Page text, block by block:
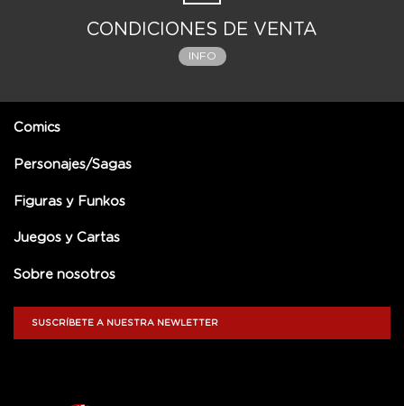
CONDICIONES DE VENTA
INFO
Comics
Personajes/Sagas
Figuras y Funkos
Juegos y Cartas
Sobre nosotros
SUSCRÍBETE A NUESTRA NEWLETTER